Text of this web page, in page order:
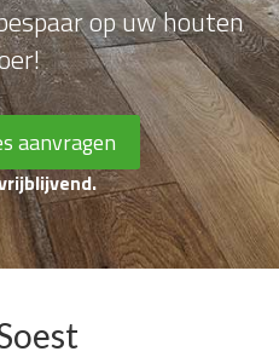
op uw houten
aanvragen